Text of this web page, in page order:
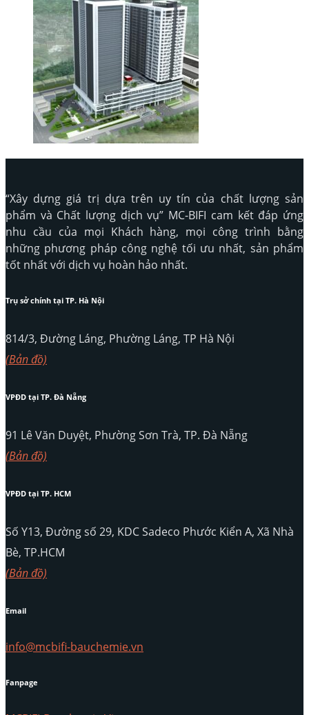
“Xây dựng giá trị dựa trên uy tín của chất lượng sản
phẩm và Chất lượng dịch vụ” MC-BIFI cam kết đáp ứng
nhu cầu của mọi Khách hàng, mọi công trình bằng
những phương pháp công nghệ tối ưu nhất, sản phẩm
tốt nhất với dịch vụ hoàn hảo nhất.
Trụ sở chính tại TP. Hà Nội
814/3, Đường Láng, Phường Láng, TP Hà Nội
(Bản đồ)
VPĐD tại TP. Đà Nẵng
91 Lê Văn Duyệt, Phường Sơn Trà, TP. Đà Nẵng
(Bản đồ)
VPĐD tại TP. HCM
Số Y13, Đường số 29, KDC Sadeco Phước Kiển A, Xã Nhà
Bè, TP.HCM
(Bản đồ)
Email
info@mcbifi-bauchemie.vn
Fanpage